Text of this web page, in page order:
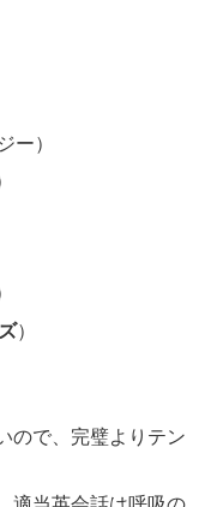
ー）
）
ので、完璧よりテン